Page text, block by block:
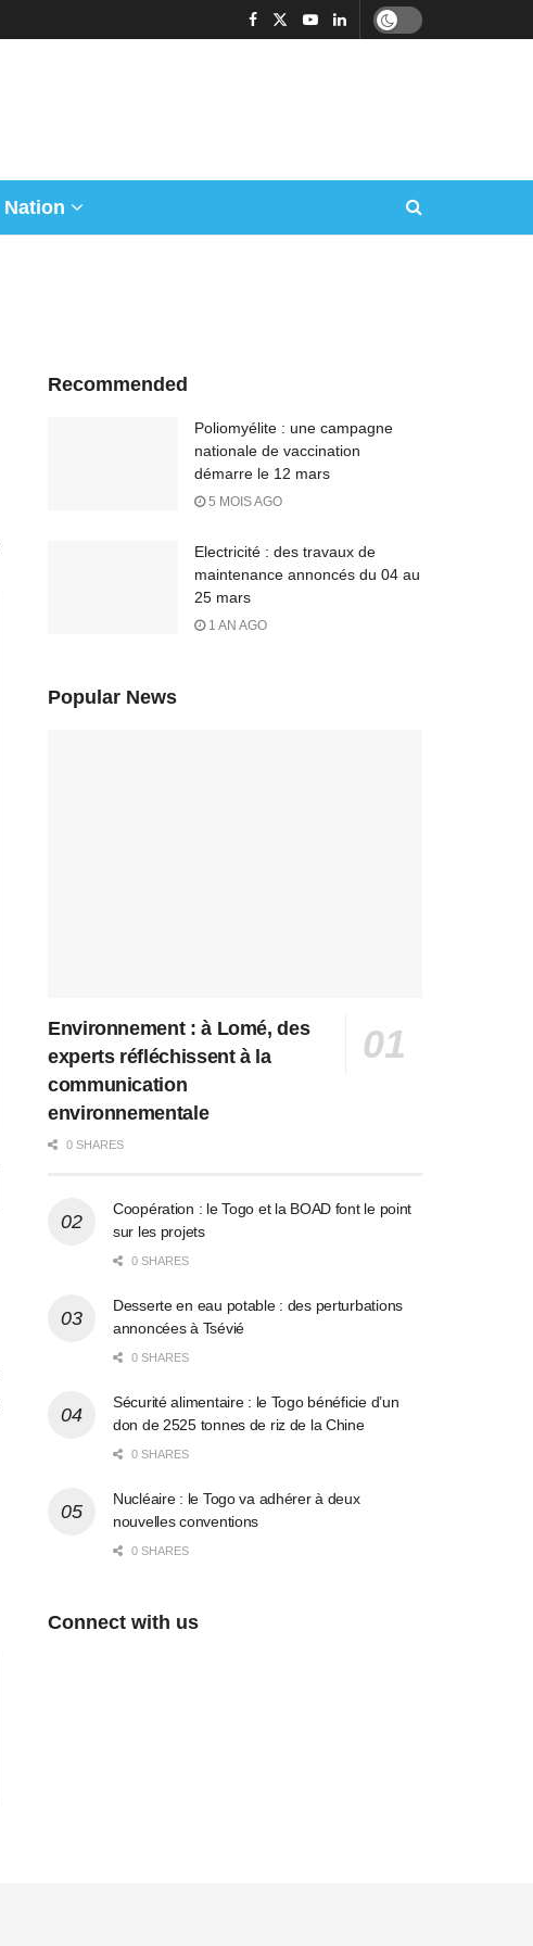
Nation
Recommended
Poliomyélite : une campagne
nationale de vaccination
démarre le 12 mars
5 MOIS AGO
Electricité : des travaux de
maintenance annoncés du 04 au
25 mars
1 AN AGO
Popular News
Environnement : à Lomé, des
experts réfléchissent à la
communication
environnementale
0 SHARES
Coopération : le Togo et la BOAD font le point
sur les projets
0 SHARES
Desserte en eau potable : des perturbations
annoncées à Tsévié
0 SHARES
Sécurité alimentaire : le Togo bénéficie d’un
don de 2525 tonnes de riz de la Chine
0 SHARES
Nucléaire : le Togo va adhérer à deux
nouvelles conventions
0 SHARES
Connect with us